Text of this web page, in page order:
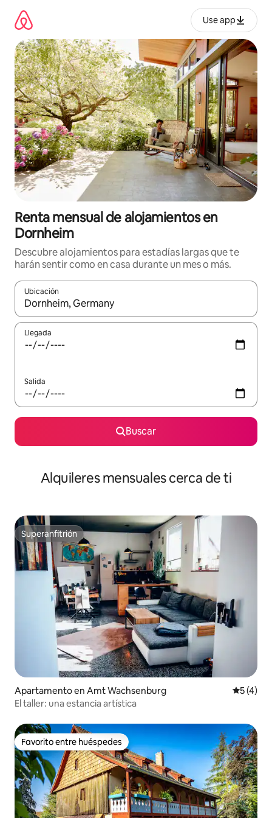
contenido
Use app
Renta mensual de alojamientos en
Dornheim
Descubre alojamientos para estadías largas que te
harán sentir como en casa durante un mes o más.
Ubicación
Cuando los resultados estén disponibles, navega con las
Llegada
Salida
Buscar
Alquileres mensuales cerca de ti
Superanfitrión
Superanfitrión
Apartamento en Amt Wachsenburg
5 (4)
El taller: una estancia artística
Favorito entre huéspedes
Favorito entre huéspedes